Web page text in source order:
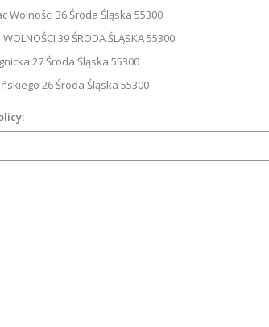
Wolności 36 Środa Śląska 55300
WOLNOŚCI 39 ŚRODA ŚLĄSKA 55300
27 Środa Śląska 55300
26 Środa Śląska 55300